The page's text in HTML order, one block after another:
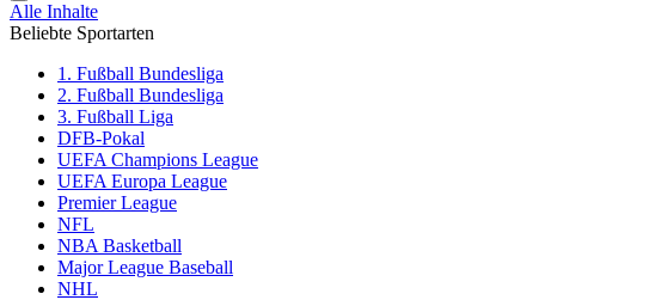
Alle Inhalte
Beliebte Sportarten
1. Fußball Bundesliga
2. Fußball Bundesliga
3. Fußball Liga
DFB-Pokal
UEFA Champions League
UEFA Europa League
Premier League
NFL
NBA Basketball
Major League Baseball
NHL